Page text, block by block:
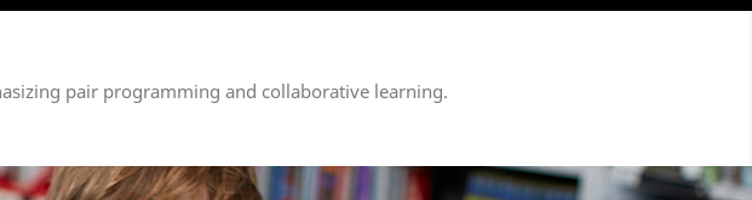
pair programming and collaborative learning.